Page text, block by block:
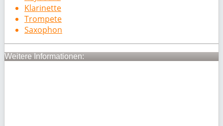
Klarinette
Trompete
Saxophon
Weitere Informationen: